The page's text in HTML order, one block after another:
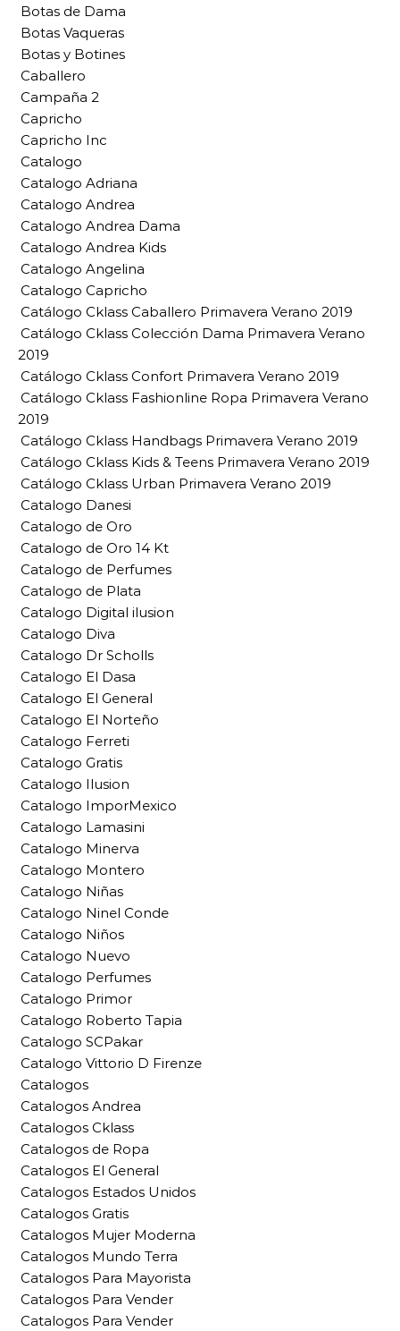
Botas de Dama
Botas Vaqueras
Botas y Botines
Caballero
Campaña 2
Capricho
Capricho Inc
Catalogo
Catalogo Adriana
Catalogo Andrea
Catalogo Andrea Dama
Catalogo Andrea Kids
Catalogo Angelina
Catalogo Capricho
Catálogo Cklass Caballero Primavera Verano 2019
Catálogo Cklass Colección Dama Primavera Verano
2019
Catálogo Cklass Confort Primavera Verano 2019
Catálogo Cklass Fashionline Ropa Primavera Verano
2019
Catálogo Cklass Handbags Primavera Verano 2019
Catálogo Cklass Kids & Teens Primavera Verano 2019
Catálogo Cklass Urban Primavera Verano 2019
Catalogo Danesi
Catalogo de Oro
Catalogo de Oro 14 Kt
Catalogo de Perfumes
Catalogo de Plata
Catalogo Digital ilusion
Catalogo Diva
Catalogo Dr Scholls
Catalogo El Dasa
Catalogo El General
Catalogo El Norteño
Catalogo Ferreti
Catalogo Gratis
Catalogo Ilusion
Catalogo ImporMexico
Catalogo Lamasini
Catalogo Minerva
Catalogo Montero
Catalogo Niñas
Catalogo Ninel Conde
Catalogo Niños
Catalogo Nuevo
Catalogo Perfumes
Catalogo Primor
Catalogo Roberto Tapia
Catalogo SCPakar
Catalogo Vittorio D Firenze
Catalogos
Catalogos Andrea
Catalogos Cklass
Catalogos de Ropa
Catalogos El General
Catalogos Estados Unidos
Catalogos Gratis
Catalogos Mujer Moderna
Catalogos Mundo Terra
Catalogos Para Mayorista
Catalogos Para Vender
Catalogos Para Vender